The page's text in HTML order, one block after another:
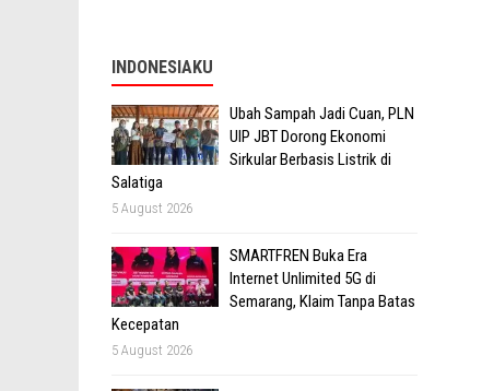
INDONESIAKU
Ubah Sampah Jadi Cuan, PLN
UIP JBT Dorong Ekonomi
Sirkular Berbasis Listrik di
Salatiga
5 August 2026
SMARTFREN Buka Era
Internet Unlimited 5G di
Semarang, Klaim Tanpa Batas
Kecepatan
5 August 2026